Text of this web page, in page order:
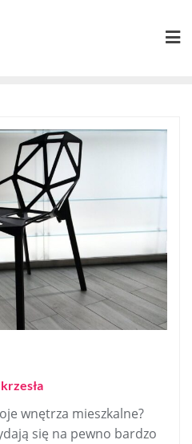
wnętrza mieszkalne?
się na pewno bardzo